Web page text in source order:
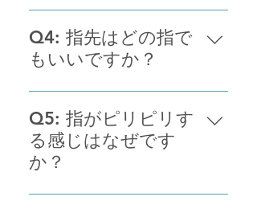
使用後に効果を感じない場合で
も、何回か使用することをおすす
めしています。プログラムはお体
への負担、副作用や依存性は一切
ございません。不明な点があれ
ば、LINEまたは公式サイトからお
気軽にお問い合わせください。
Q4: 指先はどの指で
もいいですか？
指先は体の中で最も優れたエネル
ギーの受容体をもっています。ど
の指を使っても効果に差はありま
せんが、両手の親指を使うとで姿
勢に負担がなく使用できます。
Q5: 指がピリピリす
る感じはなぜです
か？
人によってエネルギーの流れを強